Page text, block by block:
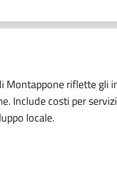
Montappone riflette gli
Include costi per
locale.